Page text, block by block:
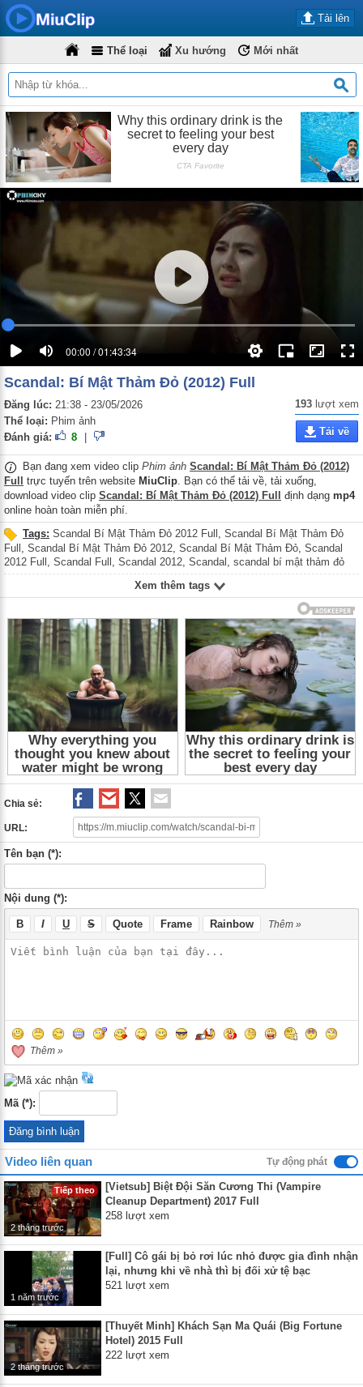
Tải lên
Thể loại Xu hướng Mới nhất
00:00 / 01:43:34
Scandal: Bí Mật Thảm Đỏ (2012) Full
Đăng lúc: 21:38 - 23/05/2026
Thể loại: Phim ảnh
Đánh giá:
8
193 lượt xem
Tải về
Bạn đang xem video clip Phim ảnh Scandal: Bí Mật Thảm Đỏ (2012)
Full
trực tuyến trên website MiuClip. Bạn có thể tải về, tải xuống,
download video clip Scandal: Bí Mật Thảm Đỏ (2012) Full định dạng mp4
online hoàn toàn miễn phí.
Tags: Scandal Bí Mật Thảm Đỏ 2012 Full , Scandal Bí Mật Thảm Đỏ
Full Scandal Bí Mật Thảm Đỏ 2012 Scandal Bí Mật Thảm Đỏ Scandal
2012 Full Scandal Full Scandal 2012 Scandal scandal bí mật thảm đỏ
2012 full,scandal bí mật thảm đỏ full,scandal bí mật thảm đỏ 2012,
Phim tâm lý tình cảm Việt Nam
Phim tâm lý
tình cảm,Phim Việt Nam,Scandal Bi Mat Tham Do 2012 Full,Scandal Bi
Mat Tham Do Full,Scandal Bi Mat Tham Do 2012,Scandal Bi Mat Tham
,Phim tam ly tinh cam Viet Nam , Phim tam ly Viet Nam,Phim tinh cam
Viet Nam
Phim tam ly tinh cam Phim tam ly ,Phim tinh cam, Phim Viet
Nam
Xem thêm tags
Chia sẻ:
URL:
Tên bạn (*):
Nội dung (*):
B I U S Quote Frame Rainbow Thêm »
Thêm »
Mã (*):
Video liên quan Tự động phát
Tiếp theo
2 tháng trước
[Vietsub] Biệt Đội Săn Cương Thi (Vampire
Cleanup Department) 2017 Full
258 lượt xem
1 năm trước
[Full] Cô gái bị bỏ rơi lúc nhỏ được gia đình nhận
lại, nhưng khi về nhà thì bị đối xử tệ bạc
521 lượt xem
2 tháng trước
[Thuyết Minh] Khách Sạn Ma Quái (Big Fortune
Hotel) 2015 Full
222 lượt xem